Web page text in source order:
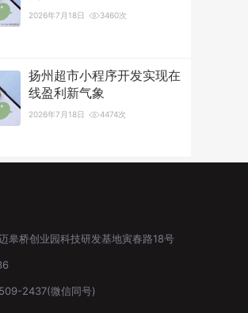
2026年7月18日 3460次
扬州超市小程序开发实现在
线盈利新气象
2026年7月18日 4474次
皋桥创业园科技研发基地寅春路18号
2437(微信同号)